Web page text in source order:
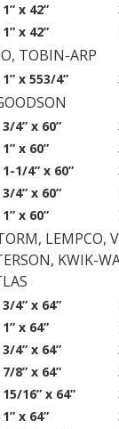
1” x 42”
1” x 42”
TOBIN-ARP
1” x 553/4”
3/4” x 60”
1” x 60”
1-1/4” x 60”
3/4” x 60”
1” x 60”
LEMPCO,
KWIK-
3/4” x 64”
1” x 64”
3/4” x 64”
7/8” x 64”
15/16” x 64”
1” x 64”